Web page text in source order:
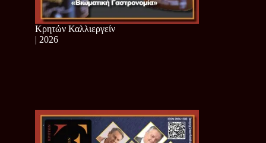
Κρητών Καλλιεργείν
| 2026